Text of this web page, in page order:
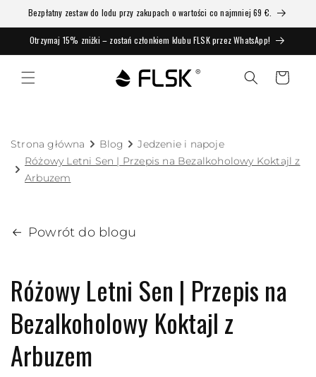
Bezpłatny zestaw do lodu przy zakupach o wartości co najmniej 69 €.
Otrzymaj 15% zniżki – zostań członkiem klubu FLSK przez WhatsApp!
Koszyk
Strona główna Blog
Jedzenie i napoje
Różowy Letni Sen | Przepis na Bezalkoholowy Koktajl z
Arbuzem
Powrót do blogu
Różowy Letni Sen | Przepis na
Bezalkoholowy Koktajl z
Arbuzem